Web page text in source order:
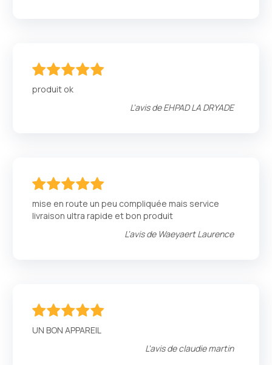
produit ok
L'avis deEHPAD LA DRYADE
mise en route un peu compliquée mais service
livraison ultra rapide et bon produit
L'avis de Waeyaert Laurence
UN BON APPAREIL
L'avis declaudie martin